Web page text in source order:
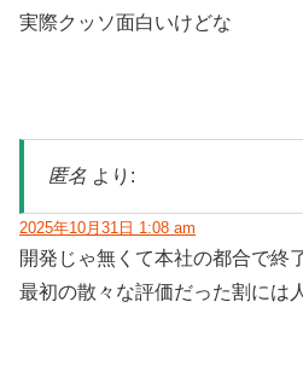
実際クッソ面白いけどな
匿名 より:
2025年10月31日 1:08 am
開発じゃ無くて本社の都合で終
最初の散々な評価だった割には